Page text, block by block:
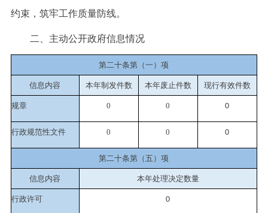
约束，筑牢工作质量防线。
二、主动公开政府信息情况
第二十条第（一）项
信息内容 本年制发件数 本年废止件数 现行有效件数
规章 0 0 0
行政规范性文件 0 0 0
第二十条第（五）项
信息内容 本年处理决定数量
行政许可 0